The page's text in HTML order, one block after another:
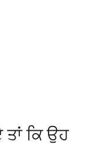
ਕਿ ਉਹ